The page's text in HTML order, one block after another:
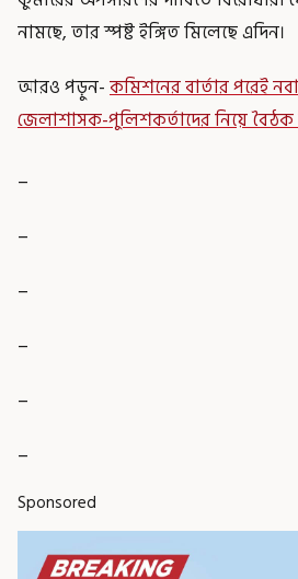
নামছে, তার স্পষ্ট ইঙ্গিত মিলেছে এদিন।
আরও পড়ুন-কমিশনের বার্তার পরেই
জেলাশাসক-পুলিশকর্তাদের নিয়ে
_
_
_
_
_
_
Sponsored